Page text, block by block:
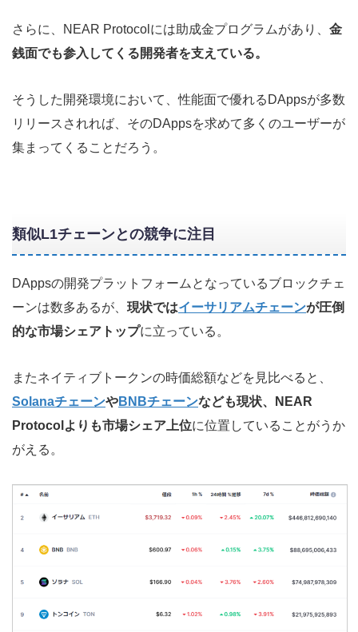
さらに、NEAR Protocolには助成金プログラムがあり、 金
銭面でも参入してくる開発者を支えている。
そうした開発環境において、性能面で優れるDAppsが多数
リリースされれば、そのDAppsを求めて多くのユーザーが
集まってくることだろう。
類似L1チェーンとの競争に注目
DAppsの開発プラットフォームとなっているブロックチェ
ーンは数多あるが、 現状ではイーサリアムチェーンが圧倒
的な市場シェアトップに立っている。
またネイティブトークンの時価総額などを見比べると、
SolanaチェーンやBNBチェーンなども現状、NEAR
Protocolよりも市場シェア上位に位置していることがうか
がえる。